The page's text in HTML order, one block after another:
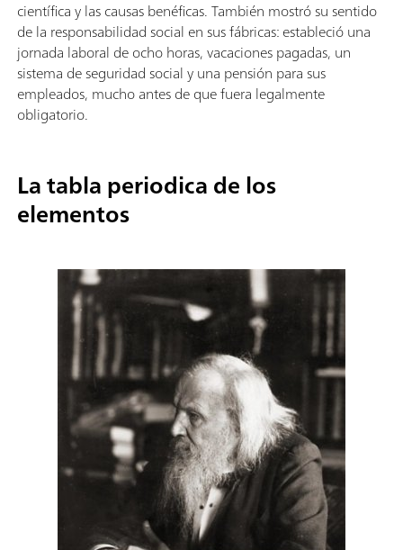
científica y las causas benéficas. También mostró su sentido
de la responsabilidad social en sus fábricas: estableció una
jornada laboral de ocho horas, vacaciones pagadas, un
sistema de seguridad social y una pensión para sus
empleados, mucho antes de que fuera legalmente
obligatorio.
La tabla periodica de los
elementos